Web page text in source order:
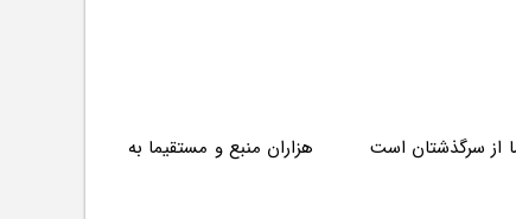
ما از سرگذشتان است هزاران منبع و مستقیما به